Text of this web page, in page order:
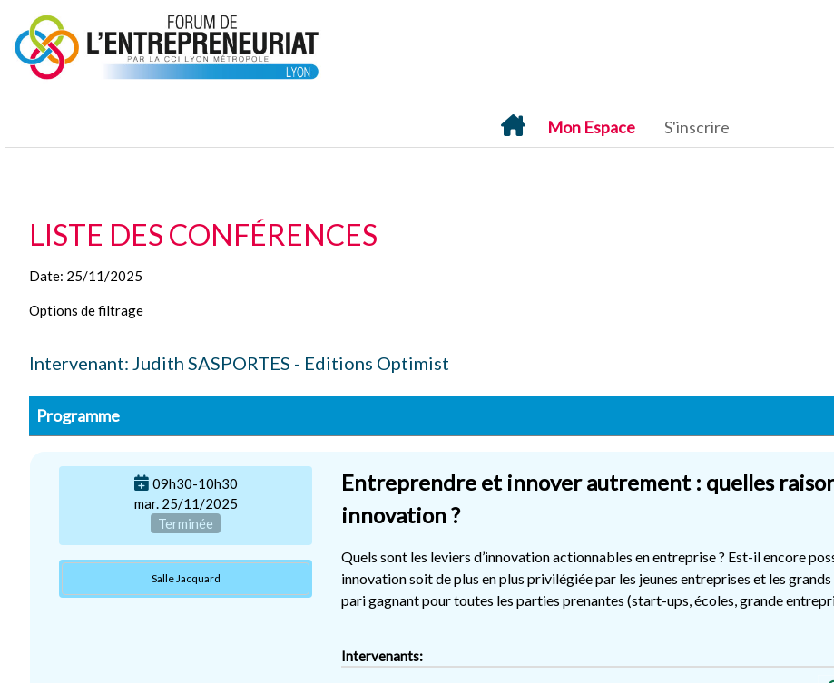
Mon Espace S'inscrire
LISTE DES CONFÉRENCES
Date: 25/11/2025
Options de filtrage
Intervenant: Judith SASPORTES - Editions Optimist
Programme
09h30-10h30
mar. 25/11/2025
Terminée
Salle Jacquard
Entreprendre et innover autrement : quelles
innovation ?
Quels sont les leviers d’innovation actionnables en entreprise ? Est-il encore
innovation soit de plus en plus privilégiée par les jeunes entreprises et les
pari gagnant pour toutes les parties prenantes (start-ups, écoles, grande
Intervenants: